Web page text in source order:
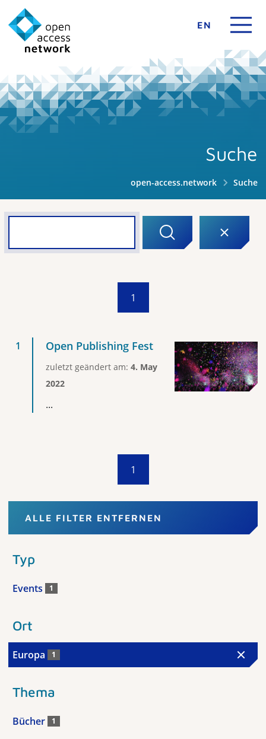
EN
Suche
open-access.network Suche
1
Open Publishing Fest
zuletzt geändert am: 4. May
2022
...
1
ALLE FILTER ENTFERNEN
Typ
Events 1
Ort
Europa 1
Thema
Bücher 1